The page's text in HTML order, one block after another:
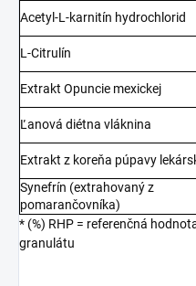
Acetyl-L-karnitín hydrochlorid
L-Citrulín
Extrakt Opuncie mexickej
Ľanová diétna vláknina
Extrakt z koreňa púpavy
Synefrín (extrahovaný z
pomarančovníka)
* (%) RHP = referenčná
granulátu